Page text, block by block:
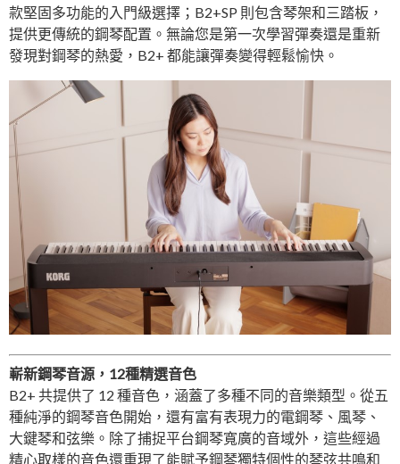
款堅固多功能的入門級選擇；B2+SP 則包含琴架和三踏板，
提供更傳統的鋼琴配置。無論您是第一次學習彈奏還是重新
發現對鋼琴的熱愛，B2+ 都能讓彈奏變得輕鬆愉快。
嶄新鋼琴音源，12種精選音色
B2+ 共提供了 12 種音色，涵蓋了多種不同的音樂類型。從五
種純淨的鋼琴音色開始，還有富有表現力的電鋼琴、風琴、
大鍵琴和弦樂。除了捕捉平台鋼琴寬廣的音域外，這些經過
精心取樣的音色還重現了能賦予鋼琴獨特個性的琴弦共鳴和